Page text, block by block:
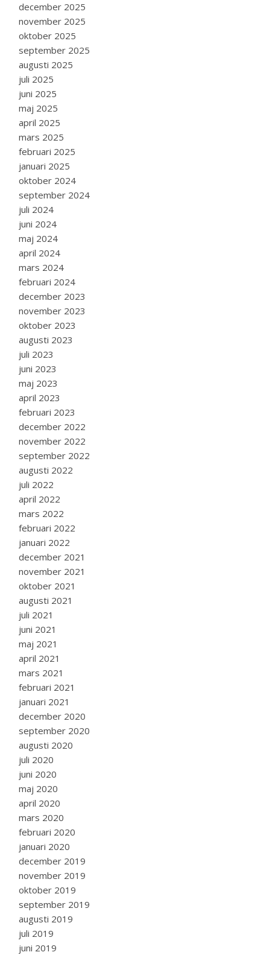
december 2025
november 2025
oktober 2025
september 2025
augusti 2025
juli 2025
juni 2025
maj 2025
april 2025
mars 2025
februari 2025
januari 2025
oktober 2024
september 2024
juli 2024
juni 2024
maj 2024
april 2024
mars 2024
februari 2024
december 2023
november 2023
oktober 2023
augusti 2023
juli 2023
juni 2023
maj 2023
april 2023
februari 2023
december 2022
november 2022
september 2022
augusti 2022
juli 2022
april 2022
mars 2022
februari 2022
januari 2022
december 2021
november 2021
oktober 2021
augusti 2021
juli 2021
juni 2021
maj 2021
april 2021
mars 2021
februari 2021
januari 2021
december 2020
september 2020
augusti 2020
juli 2020
juni 2020
maj 2020
april 2020
mars 2020
februari 2020
januari 2020
december 2019
november 2019
oktober 2019
september 2019
augusti 2019
juli 2019
juni 2019